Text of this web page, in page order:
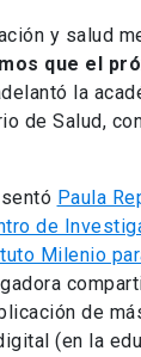
y salud
que el
la
de Salud,
Paula
de
Milenio
de
(en la